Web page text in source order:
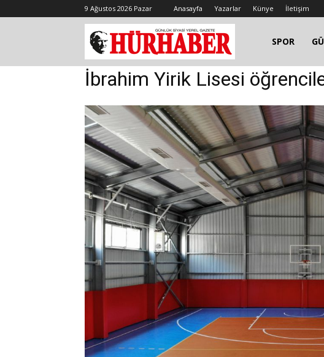
9 Ağustos 2026 Pazar Anasayfa Yazarlar Künye İletişim
SPOR
İbrahim Yirik Lisesi